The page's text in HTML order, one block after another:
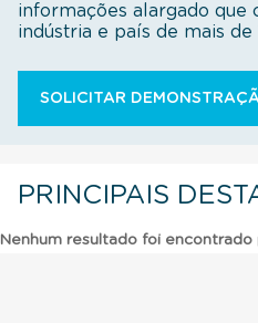
informações alargado que
indústria e país de mais
SOLICITAR
PRINCIPAIS
Nenhum resultado foi encontrado